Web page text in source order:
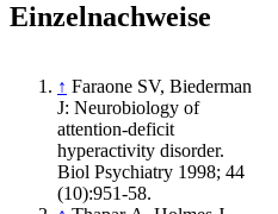
Einzelnachweise
↑ Faraone SV, Biederman
J: Neurobiology of
attention-deficit
hyperactivity disorder.
Biol Psychiatry 1998; 44
(10):951-58.